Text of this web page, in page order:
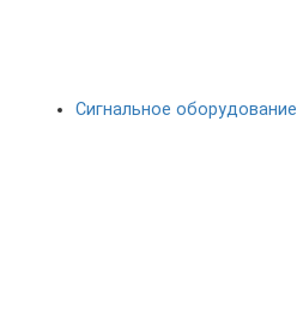
Сигнальное оборудование